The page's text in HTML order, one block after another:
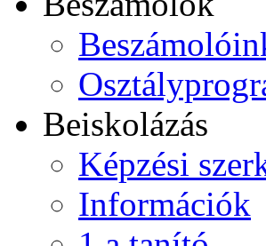
Beiskolázás
Képzési
Információk